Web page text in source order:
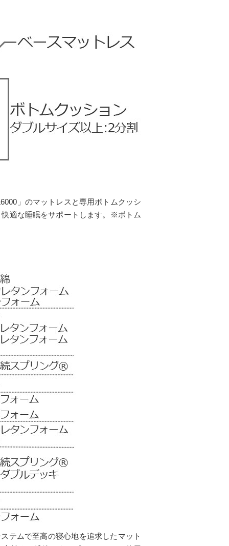
」のマットレスと専用ボトムクッシ
適な睡眠をサポートします。※ボトム
テムで至高の寝心地を追求したマット